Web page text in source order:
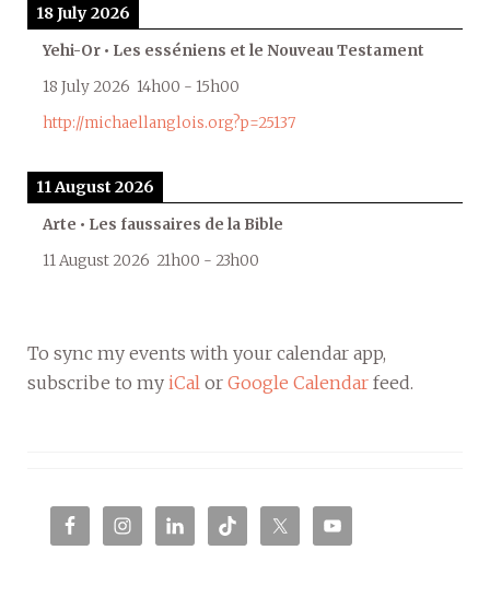
18 July 2026
Yehi-Or • Les esséniens et le Nouveau Testament
18 July 2026 14h00 - 15h00
http://michaellanglois.org?p=25137
11 August 2026
Arte • Les faussaires de la Bible
11 August 2026 21h00 - 23h00
To sync my events with your calendar app,
subscribe to my iCal or Google Calendar feed.